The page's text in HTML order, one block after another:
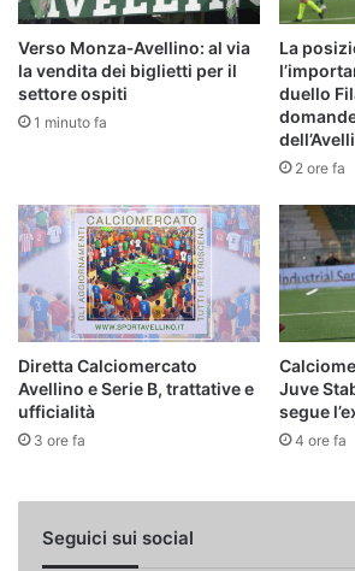
Verso Monza‑Avellino: al via
la vendita dei biglietti per il
settore ospiti
1 minuto fa
La
duello
2 ore fa
Diretta Calciomercato
Avellino e Serie B, trattative e
ufficialità
3 ore fa
Juve
segue
4 ore fa
Seguici sui social